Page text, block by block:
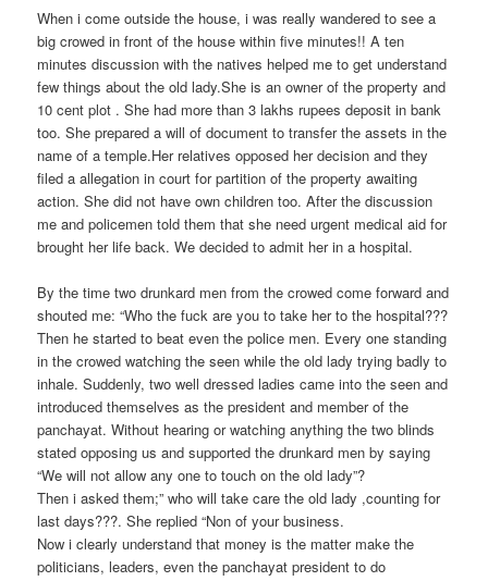
When i come outside the house, i was really wandered to see a
big crowed in front of the house within five minutes!! A ten
minutes discussion with the natives helped me to get understand
few things about the old lady.She is an owner of the property and
10 cent plot . She had more than 3 lakhs rupees deposit in bank
too. She prepared a will of document to transfer the assets in the
name of a temple.Her relatives opposed her decision and they
filed a allegation in court for partition of the property awaiting
action. She did not have own children too. After the discussion
me and policemen told them that she need urgent medical aid for
brought her life back. We decided to admit her in a hospital.
By the time two drunkard men from the crowed come forward and
shouted me: “Who the fuck are you to take her to the hospital???
Then he started to beat even the police men. Every one standing
in the crowed watching the seen while the old lady trying badly to
inhale. Suddenly, two well dressed ladies came into the seen and
introduced themselves as the president and member of the
panchayat. Without hearing or watching anything the two blinds
stated opposing us and supported the drunkard men by saying
“We will not allow any one to touch on the old lady”?
Then i asked them;” who will take care the old lady ,counting for
last days???. She replied “Non of your business.
Now i clearly understand that money is the matter make the
politicians, leaders, even the panchayat president to do